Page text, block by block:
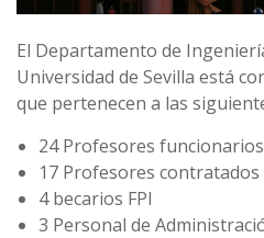
El Departamento de
Universidad de Sevilla está
que pertenecen a las
24 Profesores funcionarios
17 Profesores contratados
4 becarios FPI
3 Personal de